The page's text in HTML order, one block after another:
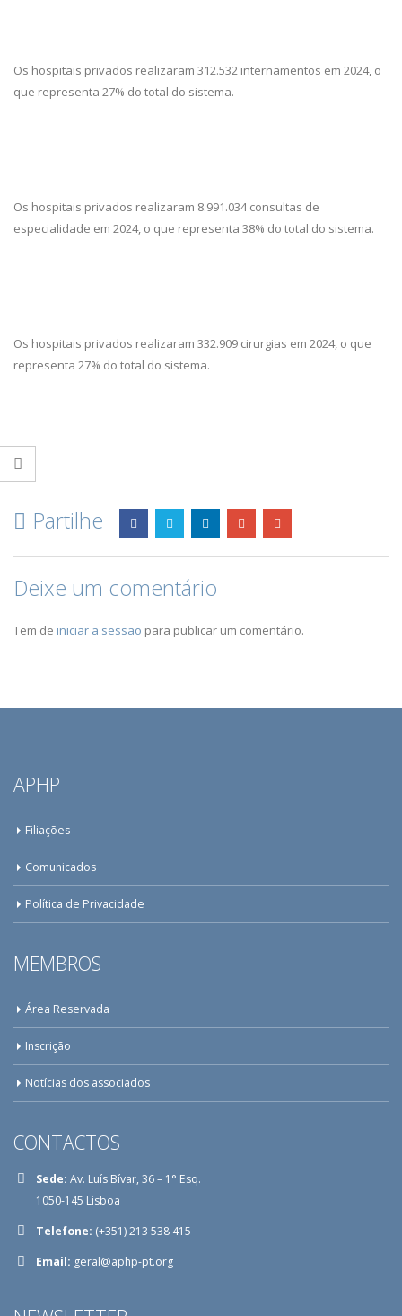
Os hospitais privados realizaram 312.532 internamentos em 2024, o
que representa 27% do total do sistema.
Os hospitais privados realizaram 8.991.034 consultas de
especialidade em 2024, o que representa 38% do total do sistema.
Os hospitais privados realizaram 332.909 cirurgias em 2024, o que
representa 27% do total do sistema.
Partilhe
Deixe um comentário
Tem de iniciar a sessão para publicar um comentário.
APHP
Filiações
Comunicados
Política de Privacidade
MEMBROS
Área Reservada
Inscrição
Notícias dos associados
CONTACTOS
Sede: Av. Luís Bívar, 36 – 1° Esq.
1050-145 Lisboa
Telefone: (+351) 213 538 415
Email: geral@aphp-pt.org